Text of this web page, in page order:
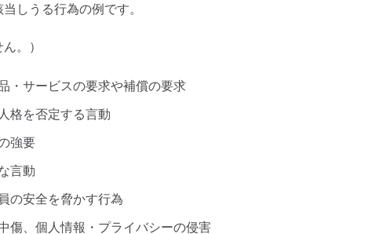
しうる行為の例です。
。）
・サービスの要求や補償の要求
格を否定する言動
強要
言動
の安全を脅かす行為
傷、個人情報・プライバシーの侵害